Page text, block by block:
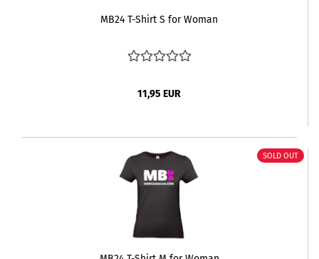
MB24 T-Shirt S for Woman
11,95 EUR
SOLD OUT